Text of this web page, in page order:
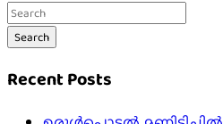
Search
Recent Posts